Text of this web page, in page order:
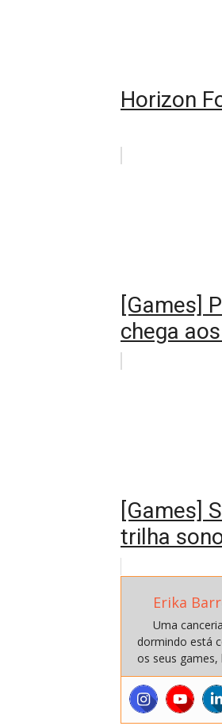
Horizon
[Games]
chega
[Games]
trilha
Erika
Uma
dormindo está
os seus